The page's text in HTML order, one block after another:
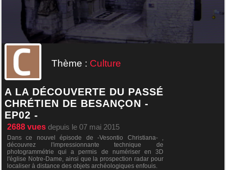
Thème : Culture
A LA DÉCOUVERTE DU PASSÉ
CHRÉTIEN DE BESANÇON -
EP02 -
2688 vues depuis le 07 mai 2015
Dans ce nouvel épisode de -Vesontio Christiana- ,
découvrez l'impressionnante technique de
photogrammétrie qui a permis de numériser en 3D
l'église Notre-Dame, ainsi que la prospection radar pour
localiser à distance des objets archéologiques enfouis.